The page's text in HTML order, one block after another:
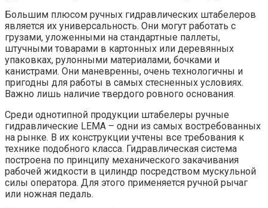
Большим плюсом ручных гидравлических штабелеров
является их универсальность. Они могут работать с
грузами, уложенными на стандартные паллеты,
штучными товарами в картонных или деревянных
упаковках, рулонными материалами, бочками и
канистрами. Они маневренны, очень технологичны и
пригодны для работы в самых стесненных условиях.
Важно лишь наличие твердого ровного основания.
Среди однотипной продукции штабелеры ручные
гидравлические LEMA – одни из самых востребованных
на рынке. В их конструкции учтены все требования к
технике подобного класса. Гидравлическая система
построена по принципу механического закачивания
рабочей жидкости в цилиндр посредством мускульной
силы оператора. Для этого применяется ручной рычаг
или ножная педаль.